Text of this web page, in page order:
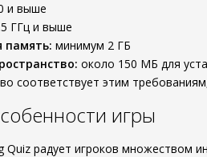
и выше
ГГц и выше
память: минимум 2 ГБ
около 150 МБ для
соответствует этим
игры
Quiz радует игроков множеством